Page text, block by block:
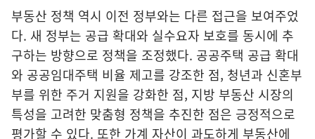
부동산 정책 역시 이전 정부와는 다른 접근을 보여주었
다. 새 정부는 공급 확대와 실수요자 보호를 동시에 추
구하는 방향으로 정책을 조정했다. 공공주택 공급 확대
와 공공임대주택 비율 제고를 강조한 점, 청년과 신혼부
부를 위한 주거 지원을 강화한 점, 지방 부동산 시장의
특성을 고려한 맞춤형 정책을 추진한 점은 긍정적으로
평가할 수 있다. 또한 가계 자산이 과도하게 부동산에